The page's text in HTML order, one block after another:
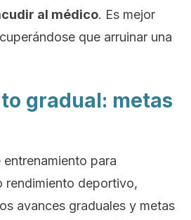
al médico. Es mejor
que arruinar una
gradual: metas
para
rendimiento deportivo,
avances graduales y metas